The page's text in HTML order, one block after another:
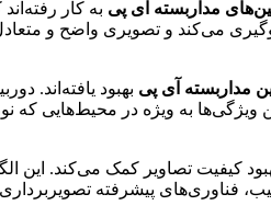
مداربسته آی پی
می‌کند و تصویری واضح و
مداربسته آی پی
به ویژه در محیط‌هایی که
کیفیت تصاویر کمک می‌کند. این
فناوری‌های پیشرفته تصویربرداری